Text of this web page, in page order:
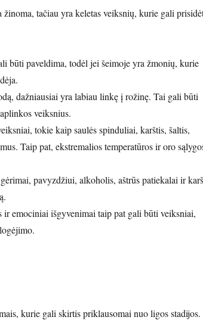
tačiau yra keletas veiksnių, kurie gali
būti paveldima, todėl jei šeimoje yra žmonių, kurie
dažniausiai yra labiau linkę į rožinę. Tai gali būti
veiksnius.
tokie kaip saulės spinduliai, karštis, šaltis,
Taip pat, ekstremalios temperatūros ir oro
pavyzdžiui, alkoholis, aštrūs patiekalai ir
ir emociniai išgyvenimai taip pat gali būti veiksniai,
kurie gali skirtis priklausomai nuo ligos stadijos.